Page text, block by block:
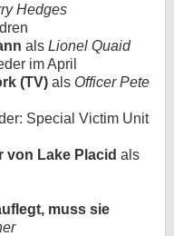
Hedges
als Lionel Quaid
im April
(TV) als Officer Pete
Special Victim Unit
von Lake Placid als
muss sie